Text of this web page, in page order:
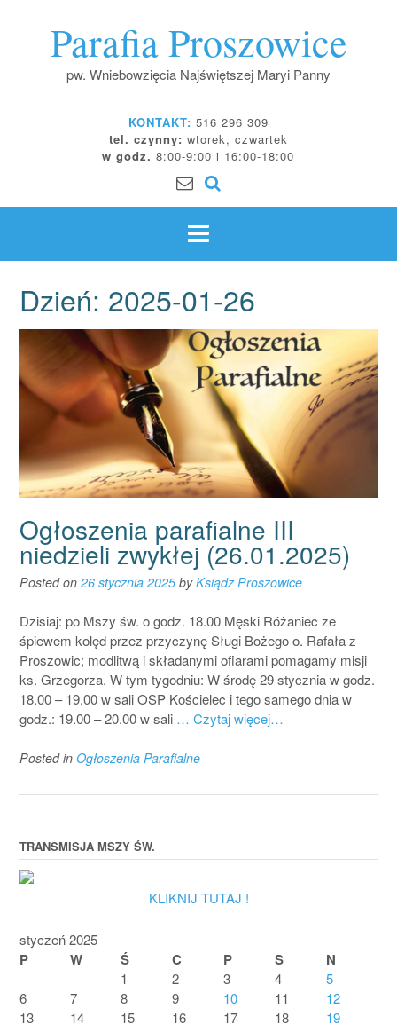
Parafia Proszowice
pw. Wniebowzięcia Najświętszej Maryi Panny
KONTAKT: 516 296 309
tel. czynny: wtorek, czwartek
w godz. 8:00-9:00 i 16:00-18:00
Dzień: 2025-01-26
Ogłoszenia parafialne III
niedzieli zwykłej (26.01.2025)
Posted on 26 stycznia 2025 byKsiądz Proszowice
Dzisiaj: po Mszy św. o godz. 18.00 Męski Różaniec ze
śpiewem kolęd przez przyczynę Sługi Bożego o. Rafała z
Proszowic; modlitwą i składanymi ofiarami pomagamy misji
ks. Grzegorza. W tym tygodniu: W środę 29 stycznia w godz.
18.00 – 19.00 w sali OSP Kościelec i tego samego dnia w
godz.: 19.00 – 20.00 w sali … Czytaj więcej…
Posted in Ogłoszenia Parafialne
TRANSMISJA MSZY ŚW.
KLIKNIJ TUTAJ !
styczeń 2025
P W Ś C P S N
1 2 3 4
5
6
7 8 9 10 11
12
13
14 15 16 17 18
19